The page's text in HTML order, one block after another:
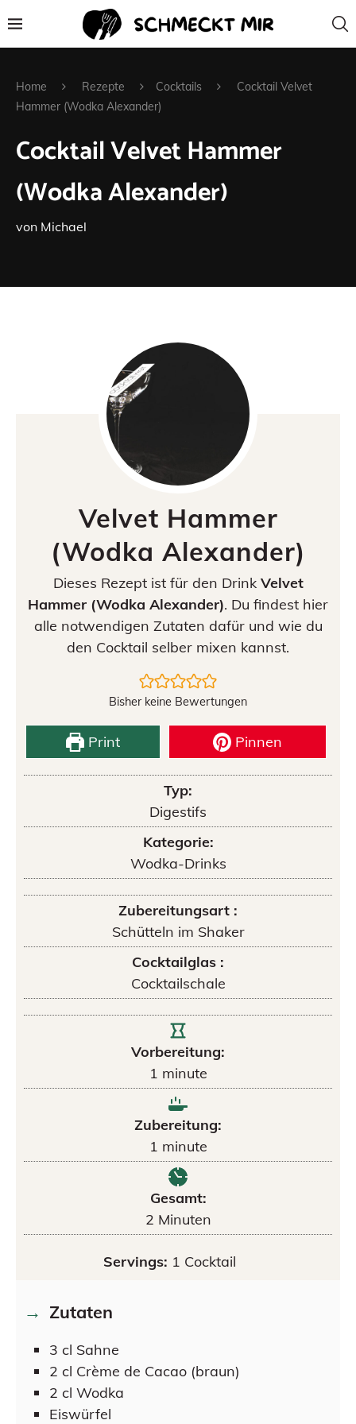
Home Rezepte Cocktails
Cocktail Velvet
Hammer (Wodka Alexander)
Cocktail Velvet Hammer
(Wodka Alexander)
von Michael
Velvet Hammer
(Wodka Alexander)
Dieses Rezept ist für den Drink Velvet
Hammer (Wodka Alexander). Du findest hier
alle notwendigen Zutaten dafür und wie du
den Cocktail selber mixen kannst.
Bisher keine Bewertungen
Print Pinnen
Typ:
Digestifs
Kategorie:
Wodka-Drinks
Zubereitungsart :
Schütteln im Shaker
Cocktailglas :
Cocktailschale
Vorbereitung:
1 minute
Zubereitung:
1 minute
Gesamt:
2 Minuten
Servings: 1 Cocktail
Zutaten
3 cl Sahne
2 cl Crème de Cacao (braun)
2 cl Wodka
Eiswürfel